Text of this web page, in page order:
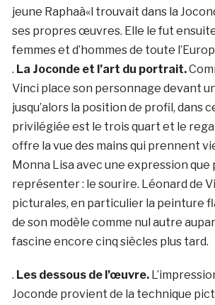
jeune Raphaà«l trouvait dans la
ses propres œuvres. Elle le fut
femmes et d’hommes de toute
. La Joconde et l’art du portrait.
Vinci place son personnage devant
jusqu’alors la position de profil, dans
privilégiée est le trois quart et le
offre la vue des mains qui prennent
Monna Lisa avec une expression
représenter : le sourire. Léonard de
picturales, en particulier la peinture
de son modèle comme nul autre
fascine encore cinq siècles plus tard.
. Les dessous de l’œuvre.
Joconde provient de la technique